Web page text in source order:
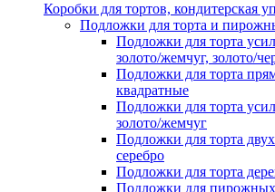
Коробки для тортов, кондитерская
Подложки для торта и
Подложки для торта
золото/жемчуг, золото/
Подложки для торта
квадратные
Подложки для торта
золото/жемчуг
Подложки для торта
серебро
Подложки для торта
Подложки для пирожных